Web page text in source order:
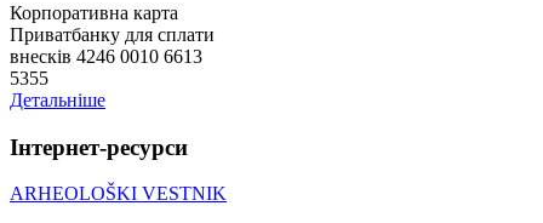
Корпоративна карта
Приватбанку для сплати
внесків 4246 0010 6613
5355
Детальніше
Інтернет-ресурси
ARHEOLOŠKI VESTNIK